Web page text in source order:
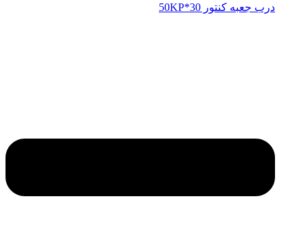
درب جعبه کنتور 50KP*30